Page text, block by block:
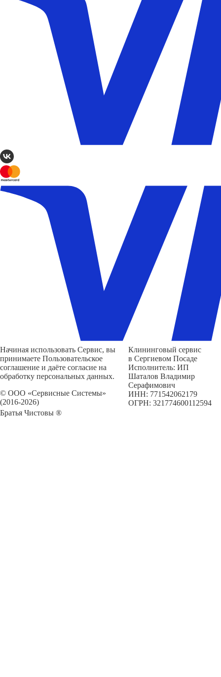
Начиная использовать Сервис, вы
принимаете Пользовательское
соглашение и даёте согласие на
обработку персональных данных.
© ООО «Сервисные Системы»
(2016-2026)
Братья Чистовы ®
Клининговый сервис
в Сергиевом Посаде
Исполнитель: ИП
Шаталов Владимир
Серафимович
ИНН: 771542062179
ОГРН: 321774600112594